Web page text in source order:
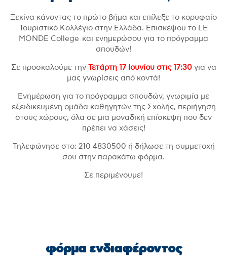
Ξεκίνα κάνοντας το πρώτο βήμα και επίλεξε το κορυφαίο
Τουριστικό Κολλέγιο στην Ελλάδα. Επισκέψου το LE
MONDE College και ενημερώσου για το πρόγραμμα
σπουδών!
Σε προσκαλούμε την Τετάρτη 17 Ιουνίου στις 17:30για να
μας γνωρίσεις από κοντά!
Ενημέρωση για το πρόγραμμα σπουδών, γνωριμία με
εξειδικευμένη ομάδα καθηγητών της Σχολής, περιήγηση
στους χώρους, όλα σε μια μοναδική επίσκεψη που δεν
πρέπει να χάσεις!
Τηλεφώνησε στο: 210 4830500 ή δήλωσε τη συμμετοχή
σου στην παρακάτω φόρμα.
Σε περιμένουμε!
φόρμα ενδιαφέροντος